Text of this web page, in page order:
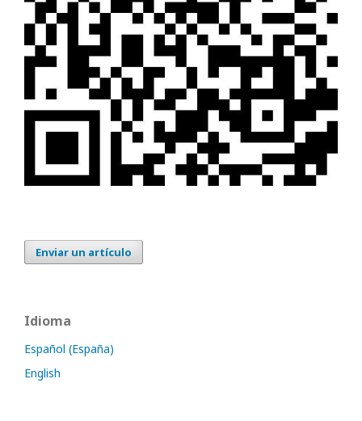
Enviar un artículo
Idioma
Español (España)
English